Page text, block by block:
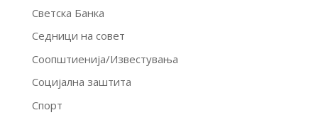
Светска Банка
Седници на совет
Соопштиенија/Известувања
Социјална заштита
Спорт